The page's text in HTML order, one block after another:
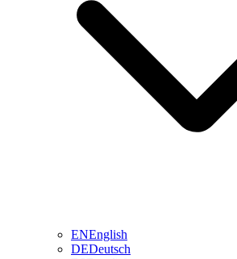
ENEnglish
DEDeutsch